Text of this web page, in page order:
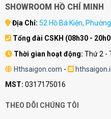
SHOWROOM HỒ CHÍ MINH
Địa Chỉ: 52 Hồ Bá Kiện,
Tổng đài CSKH (08h30 -
Thời gian hoạt động: Thứ 2 -
Hthsaigon.com -
MST: 0317175016
THEO DÕI CHÚNG TÔI